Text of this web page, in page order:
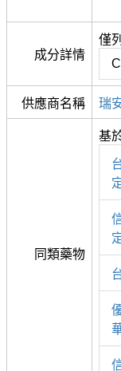
成分詳情
僅
供應商名稱 瑞
同類藥物
基